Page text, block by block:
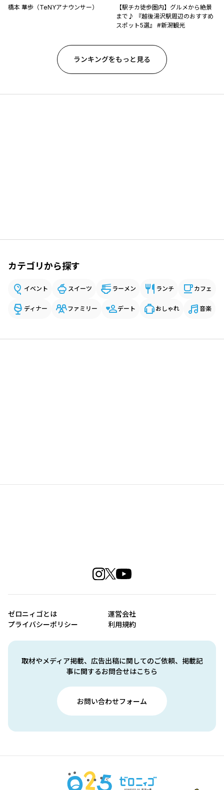
橋本 華歩（TeNYアナウンサー）
【駅チカ徒歩圏内】グルメから絶景
まで♪ 『越後湯沢駅周辺のおすすめ
スポット5選』 #新潟観光
ランキングをもっと見る
カテゴリから探す
イベント スイーツ ラーメン ランチ カフェ
ディナー ファミリー デート おしゃれ 音楽
取材やメディア掲載、広告出稿に関してのご依頼、掲載記
事に関するお問合せはこちら
お問い合わせフォーム
ゼロニィゴとは
運営会社
プライバシーポリシー
利用規約